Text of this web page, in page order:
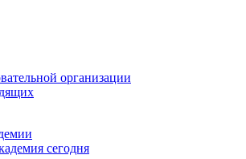
организации
сегодня